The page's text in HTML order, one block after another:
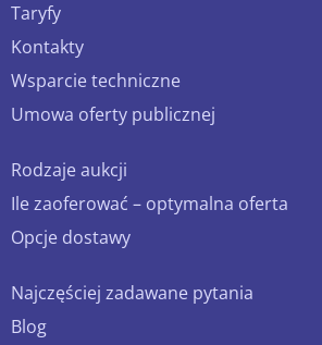
Taryfy
Kontakty
Wsparcie techniczne
Umowa oferty publicznej
Rodzaje aukcji
Ile zaoferować – optymalna oferta
Opcje dostawy
Najczęściej zadawane pytania
Blog